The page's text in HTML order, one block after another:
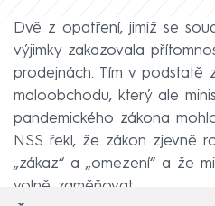
Dvě z opatření, jimiž se
výjimky zakazovala
prodejnách. Tím v podstatě
maloobchodu, který ale
pandemického zákona
NSS řekl, že zákon zjevně
„zákaz“ a „omezení“ a že
volně zaměňovat.